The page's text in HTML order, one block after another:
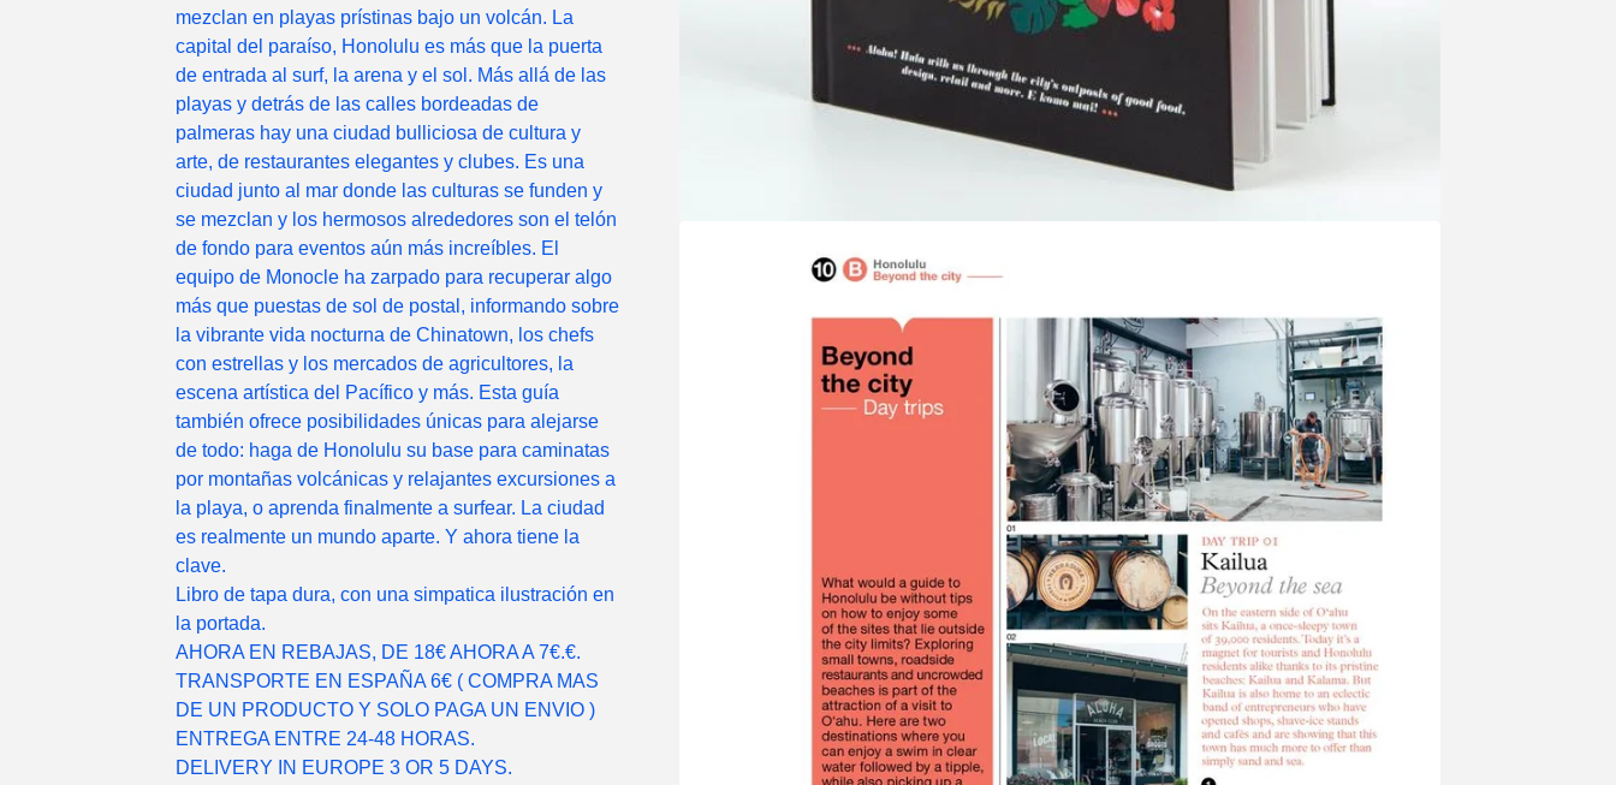
mezclan en playas prístinas bajo un volcán. La
capital del paraíso, Honolulu es más que la puerta
de entrada al surf, la arena y el sol. Más allá de las
playas y detrás de las calles bordeadas de
palmeras hay una ciudad bulliciosa de cultura y
arte, de restaurantes elegantes y clubes. Es una
ciudad junto al mar donde las culturas se funden y
se mezclan y los hermosos alrededores son el telón
de fondo para eventos aún más increíbles. El
equipo de Monocle ha zarpado para recuperar algo
más que puestas de sol de postal, informando sobre
la vibrante vida nocturna de Chinatown, los chefs
con estrellas y los mercados de agricultores, la
escena artística del Pacífico y más. Esta guía
también ofrece posibilidades únicas para alejarse
de todo: haga de Honolulu su base para caminatas
por montañas volcánicas y relajantes excursiones a
la playa, o aprenda finalmente a surfear. La ciudad
es realmente un mundo aparte. Y ahora tiene la
clave.
Libro de tapa dura, con una simpatica ilustración en
la portada.
AHORA EN REBAJAS, DE 18€ AHORA A 7€.€.
TRANSPORTE EN ESPAÑA 6€ ( COMPRA MAS
DE UN PRODUCTO Y SOLO PAGA UN ENVIO )
ENTREGA ENTRE 24-48 HORAS.
DELIVERY IN EUROPE 3 OR 5 DAYS.